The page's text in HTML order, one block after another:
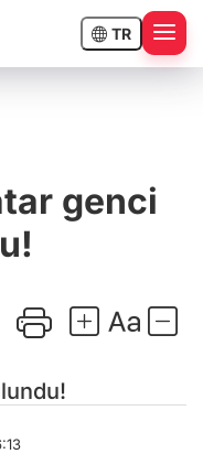
TR
genci